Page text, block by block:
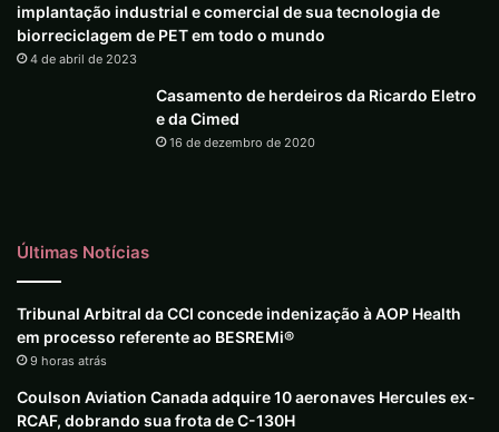
implantação industrial e comercial de sua tecnologia de
biorreciclagem de PET em todo o mundo
4 de abril de 2023
Casamento de herdeiros da Ricardo Eletro
e da Cimed
16 de dezembro de 2020
Últimas Notícias
Tribunal Arbitral da CCI concede indenização à AOP Health
em processo referente ao BESREMi®
9 horas atrás
Coulson Aviation Canada adquire 10 aeronaves Hercules ex-
RCAF, dobrando sua frota de C-130H